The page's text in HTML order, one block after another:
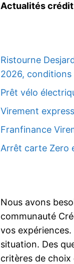
Actualités crédit
Ristourne
2026, conditions
Prêt vélo
Virement
Franfinance
Arrêt carte Zero
Nous avons
communauté
vos
situation. Des
critères de